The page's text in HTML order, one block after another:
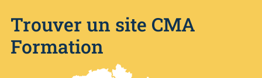
Trouver un site CMA
Formation
Nos centres de formation